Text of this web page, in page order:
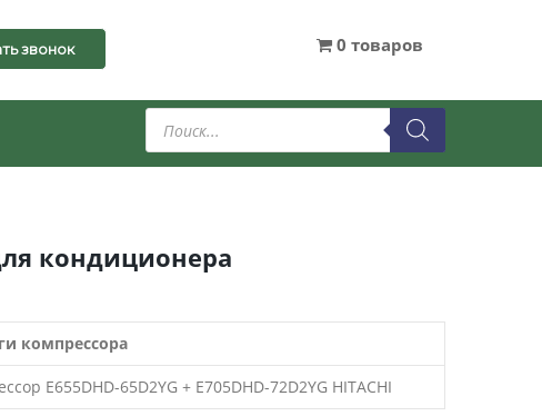
звонок 0 товаров
Поиск
товаров
кондиционера
компрессора
E655DHD-65D2YG + E705DHD-72D2YG HITACHI